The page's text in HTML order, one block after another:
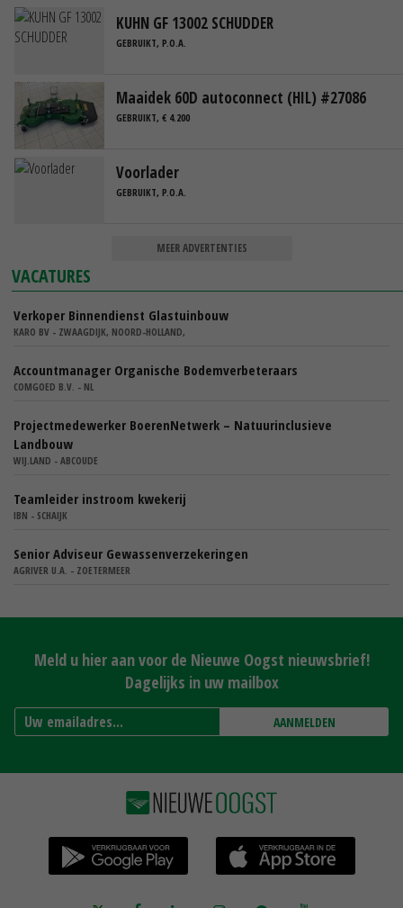
KUHN GF 13002 SCHUDDER
GEBRUIKT, P.O.A.
Maaidek 60D autoconnect (HIL) #27086
GEBRUIKT, € 4.200
Voorlader
GEBRUIKT, P.O.A.
MEER ADVERTENTIES
VACATURES
Verkoper Binnendienst Glastuinbouw
KARO BV - ZWAAGDIJK, NOORD-HOLLAND,
Accountmanager Organische Bodemverbeteraars
COMGOED B.V. - NL
Projectmedewerker BoerenNetwerk – Natuurinclusieve
Landbouw
WIJ.LAND - ABCOUDE
Teamleider instroom kwekerij
IBN - SCHAIJK
Senior Adviseur Gewassenverzekeringen
AGRIVER U.A. - ZOETERMEER
Meld u hier aan voor de Nieuwe Oogst nieuwsbrief!
Dagelijks in uw mailbox
AANMELDEN